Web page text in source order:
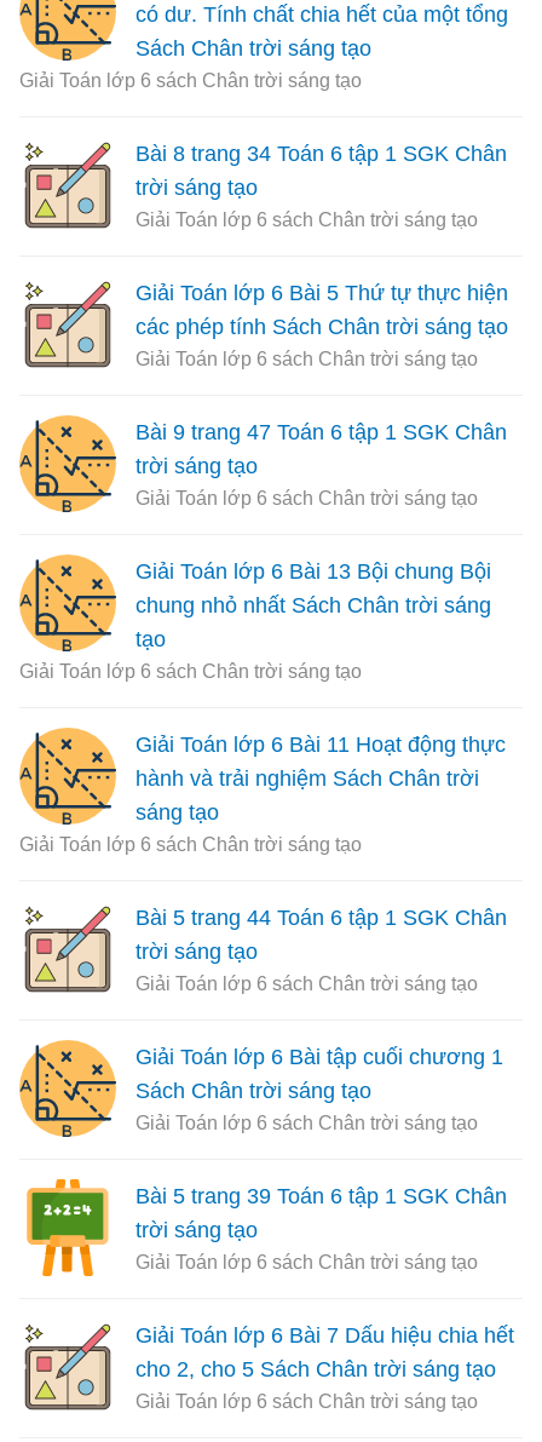
có dư. Tính chất chia hết của một tổng
Sách Chân trời sáng tạo
Giải Toán lớp 6 sách Chân trời sáng tạo
Bài 8 trang 34 Toán 6 tập 1 SGK Chân
trời sáng tạo
Giải Toán lớp 6 sách Chân trời sáng tạo
Giải Toán lớp 6 Bài 5 Thứ tự thực hiện
các phép tính Sách Chân trời sáng tạo
Giải Toán lớp 6 sách Chân trời sáng tạo
Bài 9 trang 47 Toán 6 tập 1 SGK Chân
trời sáng tạo
Giải Toán lớp 6 sách Chân trời sáng tạo
Giải Toán lớp 6 Bài 13 Bội chung Bội
chung nhỏ nhất Sách Chân trời sáng
tạo
Giải Toán lớp 6 sách Chân trời sáng tạo
Giải Toán lớp 6 Bài 11 Hoạt động thực
hành và trải nghiệm Sách Chân trời
sáng tạo
Giải Toán lớp 6 sách Chân trời sáng tạo
Bài 5 trang 44 Toán 6 tập 1 SGK Chân
trời sáng tạo
Giải Toán lớp 6 sách Chân trời sáng tạo
Giải Toán lớp 6 Bài tập cuối chương 1
Sách Chân trời sáng tạo
Giải Toán lớp 6 sách Chân trời sáng tạo
Bài 5 trang 39 Toán 6 tập 1 SGK Chân
trời sáng tạo
Giải Toán lớp 6 sách Chân trời sáng tạo
Giải Toán lớp 6 Bài 7 Dấu hiệu chia hết
cho 2, cho 5 Sách Chân trời sáng tạo
Giải Toán lớp 6 sách Chân trời sáng tạo